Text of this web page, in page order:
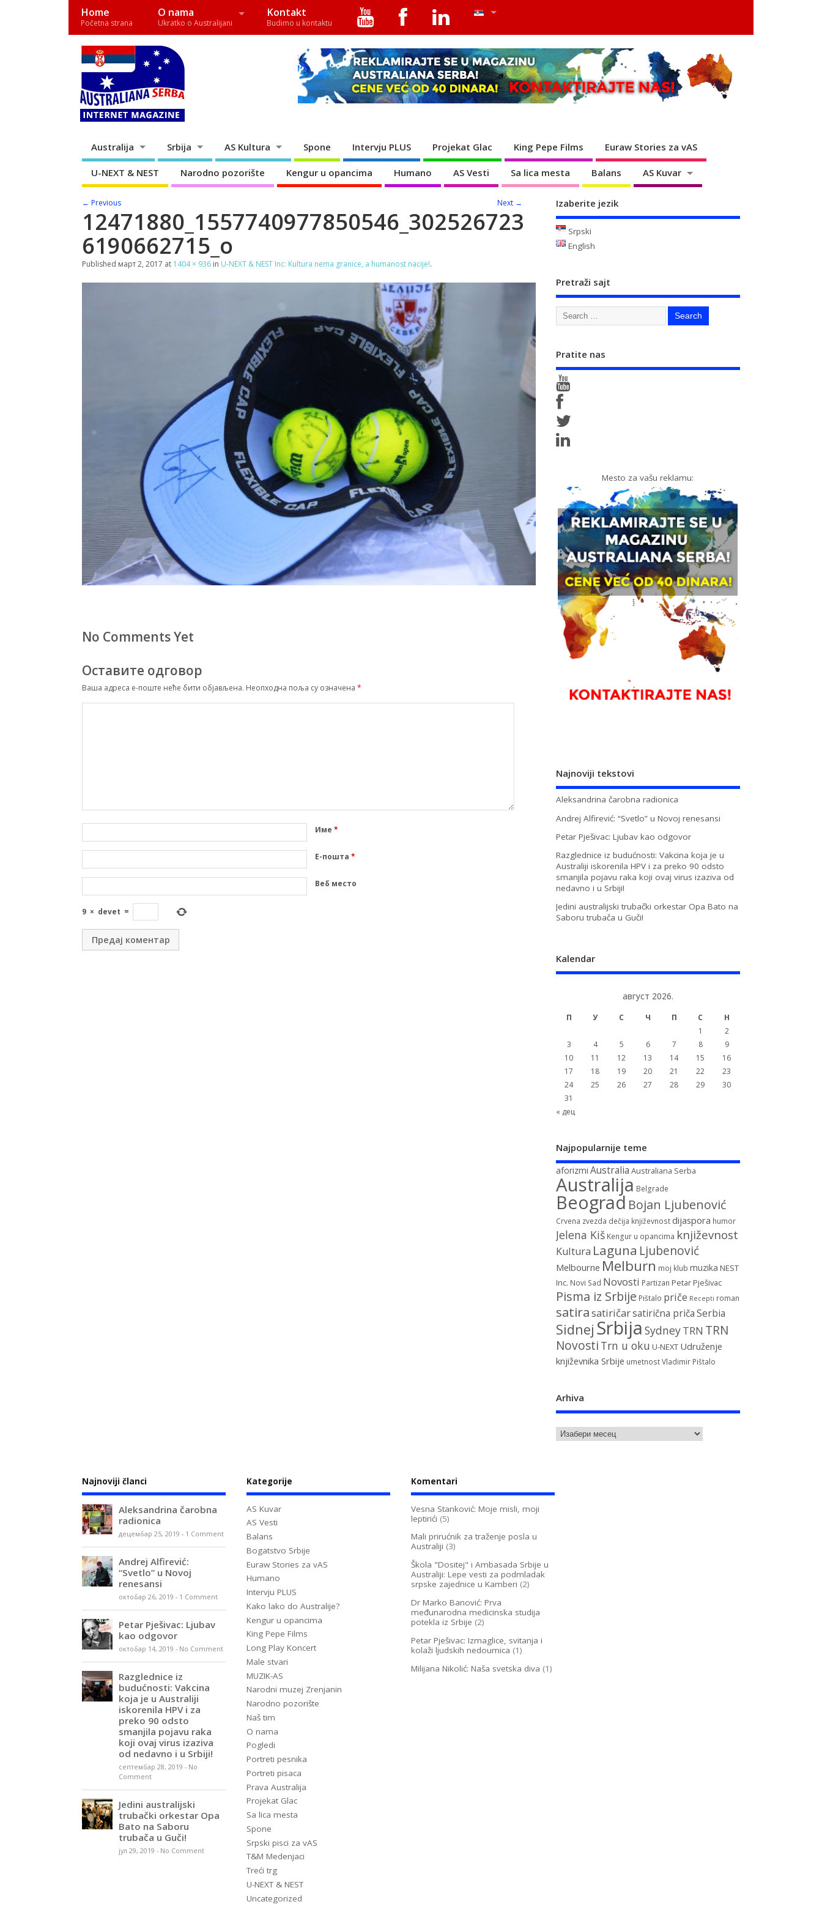
Home
Početna strana
O nama
Ukratko o Australijani
Kontakt
Budimo u kontaktu
Australija Srbija AS Kultura Spone Intervju PLUS Projekat Glac King Pepe Films Euraw Stories za vAS
U-NEXT & NEST Narodno pozorište Kengur u opancima Humano AS Vesti Sa lica mesta Balans AS Kuvar
← Previous Next →
12471880_1557740977850546_302526723
6190662715_o
Published март 2, 2017 at 1404 × 936 in U-NEXT & NEST Inc: Kultura nema granice, a humanost nacije!.
No Comments Yet
Оставите одговор
Ваша адреса е-поште неће бити објављена. Неопходна поља су означена*
Име*
Е-пошта*
Веб место
9 × devet =
Izaberite jezik
Srpski
English
Pretraži sajt
Pratite nas
Mesto za vašu reklamu:
Najnoviji tekstovi
Aleksandrina čarobna radionica
Andrej Alfirević: “Svetlo” u Novoj renesansi
Petar Pješivac: Ljubav kao odgovor
Razglednice iz budućnosti: Vakcina koja je u
Australiji iskorenila HPV i za preko 90 odsto
smanjila pojavu raka koji ovaj virus izaziva od
nedavno i u Srbiji!
Jedini australijski trubački orkestar Opa Bato na
Saboru trubača u Guči!
Kalendar
август 2026.
П У С Ч П С
Н
1
2
3
4 5 6 7 8
9
10
11 12 13 14 15
16
17
18 19 20 21 22
23
24
25 26 27 28 29
30
31
« дец
Najpopularnije teme
aforizmi Australia Australiana Serba
Australija Belgrade
Beograd Bojan Ljubenović
Crvena zvezda dečija književnost dijaspora humor
Jelena Kiš Kengur u opancima književnost
Kultura Laguna Ljubenović
Melbourne Melburn moj klub muzika NEST
Inc. Novi Sad Novosti Partizan Petar Pješivac
Pisma iz Srbije Pištalo priče Recepti roman
satirasatiričarsatirična pričaSerbia
Sidnej Srbija Sydney TRN TRN
Novosti Trn u oku U-NEXT Udruženje
književnika Srbije umetnost Vladimir Pištalo
Arhiva
Najnoviji članci
Aleksandrina čarobna
radionica
децембар 25, 2019 - 1 Comment
Andrej Alfirević:
“Svetlo” u Novoj
renesansi
октобар 26, 2019 - 1 Comment
Petar Pješivac: Ljubav
kao odgovor
октобар 14, 2019 - No Comment
Razglednice iz
budućnosti: Vakcina
koja je u Australiji
iskorenila HPV i za
preko 90 odsto
smanjila pojavu raka
koji ovaj virus izaziva
od nedavno i u Srbiji!
септембар 28, 2019 - No
Comment
Jedini australijski
trubački orkestar Opa
Bato na Saboru
trubača u Guči!
јул 29, 2019 - No Comment
Kategorije
AS Kuvar
AS Vesti
Balans
Bogatstvo Srbije
Euraw Stories za vAS
Humano
Intervju PLUS
Kako lako do Australije?
Kengur u opancima
King Pepe Films
Long Play Koncert
Male stvari
MUZIK-AS
Narodni muzej Zrenjanin
Narodno pozorište
Naš tim
O nama
Pogledi
Portreti pesnika
Portreti pisaca
Prava Australija
Projekat Glac
Sa lica mesta
Spone
Srpski pisci za vAS
T&M Medenjaci
Treći trg
U-NEXT & NEST
Uncategorized
Komentari
Vesna Stanković: Moje misli, moji
leptirići (5)
Mali prirućnik za traženje posla u
Australiji (3)
Škola "Dositej" i Ambasada Srbije u
Australiji: Lepe vesti za podmladak
srpske zajednice u Kamberi (2)
Dr Marko Banović: Prva
međunarodna medicinska studija
potekla iz Srbije (2)
Petar Pješivac: Izmaglice, svitanja i
kolaži ljudskih nedoumica (1)
Milijana Nikolić: Naša svetska diva (1)